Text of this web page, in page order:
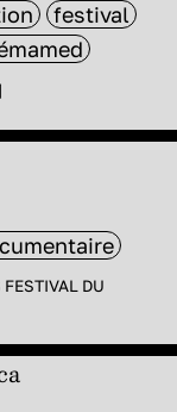
festival
|
FESTIVAL DU